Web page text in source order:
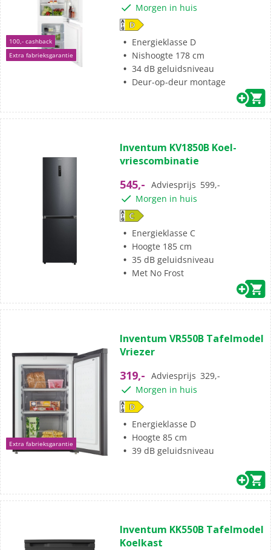
100,- cashback
Extra fabrieksgarantie
Morgen in huis
Energieklasse D
Nishoogte 178 cm
34 dB geluidsniveau
Deur-op-deur montage
Inventum KV1850B Koel-
vriescombinatie
545,- Adviesprijs 599,-
Morgen in huis
Energieklasse C
Hoogte 185 cm
35 dB geluidsniveau
Met No Frost
Extra fabrieksgarantie
Inventum VR550B Tafelmodel
Vriezer
319,- Adviesprijs 329,-
Morgen in huis
Energieklasse D
Hoogte 85 cm
39 dB geluidsniveau
Inventum KK550B Tafelmodel
Koelkast